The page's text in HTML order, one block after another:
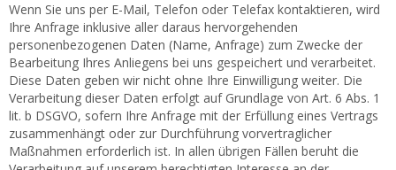
Wenn Sie uns per E-Mail, Telefon oder Telefax kontaktieren, wird
Ihre Anfrage inklusive aller daraus hervorgehenden
personenbezogenen Daten (Name, Anfrage) zum Zwecke der
Bearbeitung Ihres Anliegens bei uns gespeichert und verarbeitet.
Diese Daten geben wir nicht ohne Ihre Einwilligung weiter. Die
Verarbeitung dieser Daten erfolgt auf Grundlage von Art. 6 Abs. 1
lit. b DSGVO, sofern Ihre Anfrage mit der Erfüllung eines Vertrags
zusammenhängt oder zur Durchführung vorvertraglicher
Maßnahmen erforderlich ist. In allen übrigen Fällen beruht die